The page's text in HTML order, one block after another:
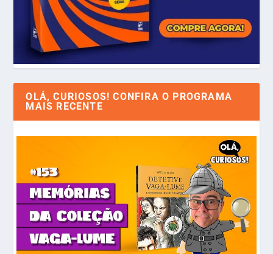
OLÁ, CURIOSOS! CONFIRA O PROGRAMA
MAIS RECENTE